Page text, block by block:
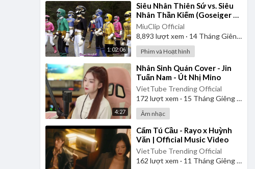
1:02:06
⁣Siêu Nhân Thiên Sứ vs. Siêu
Nhân Thần Kiếm (Goseiger vs.
Shinkenger) | Vietsub
MiuClip Official
8,893 lượt xem · 14 Tháng Giêng 2025
Phim và Hoạt hình
4:27
⁣Nhân Sinh Quán Cover - Jin
Tuấn Nam - Út Nhị Mino
VietTube Trending Official
172 lượt xem · 15 Tháng Giêng 2025
Âm nhạc
⁣Cẩm Tú Cầu - Rayo x Huỳnh
Văn | Official Music Video
VietTube Trending Official
162 lượt xem · 11 Tháng Giêng 2025